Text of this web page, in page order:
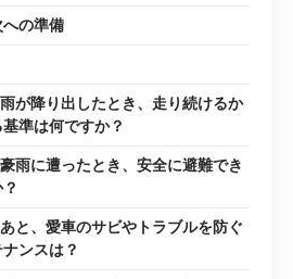
の準備
が降り出したとき、走り続けるか
準は何ですか？
雨に遭ったとき、安全に避難でき
と、愛車のサビやトラブルを防ぐ
ンスは？